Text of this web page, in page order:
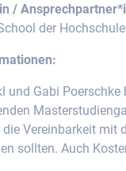
/
der
und Gabi
die Vereinbarkeit
sollten. Auch